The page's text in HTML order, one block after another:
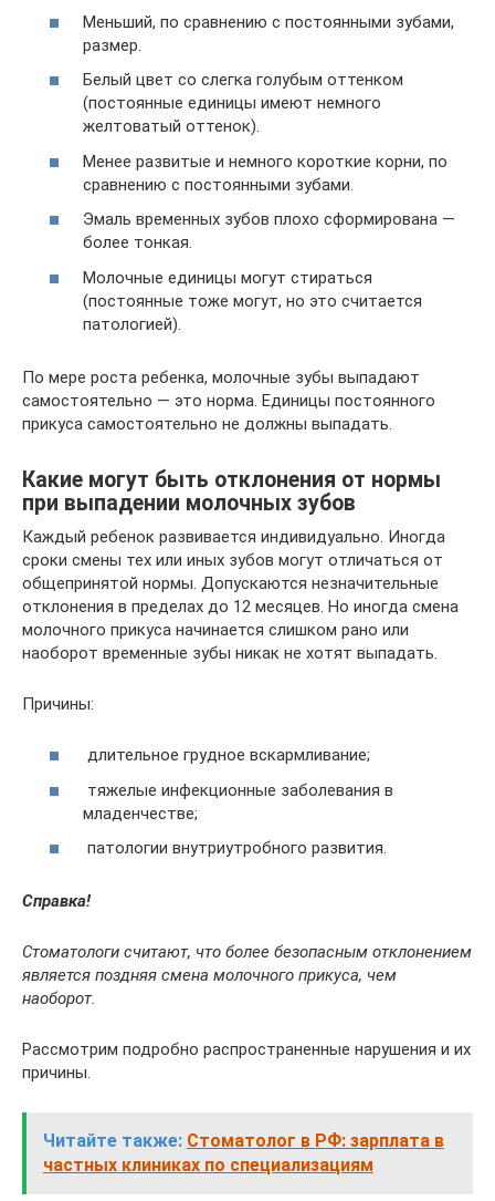
Меньший, по сравнению с постоянными зубами,
размер.
Белый цвет со слегка голубым оттенком
(постоянные единицы имеют немного
желтоватый оттенок).
Менее развитые и немного короткие корни, по
сравнению с постоянными зубами.
Эмаль временных зубов плохо сформирована —
более тонкая.
Молочные единицы могут стираться
(постоянные тоже могут, но это считается
патологией).
По мере роста ребенка, молочные зубы выпадают
самостоятельно — это норма. Единицы постоянного
прикуса самостоятельно не должны выпадать.
Какие могут быть отклонения от нормы
при выпадении молочных зубов
Каждый ребенок развивается индивидуально. Иногда
сроки смены тех или иных зубов могут отличаться от
общепринятой нормы. Допускаются незначительные
отклонения в пределах до 12 месяцев. Но иногда смена
молочного прикуса начинается слишком рано или
наоборот временные зубы никак не хотят выпадать.
Причины:
длительное грудное вскармливание;
тяжелые инфекционные заболевания в
младенчестве;
патологии внутриутробного развития.
Справка!
Стоматологи считают, что более безопасным отклонением
является поздняя смена молочного прикуса, чем
наоборот.
Рассмотрим подробно распространенные нарушения и их
причины.
Читайте также: Стоматолог в РФ: зарплата в
частных клиниках по специализациям